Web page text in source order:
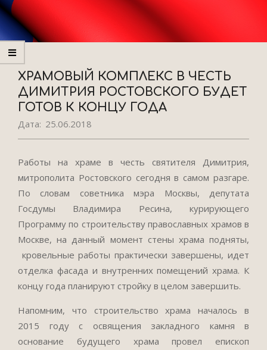
ХРАМОВЫЙ КОМПЛЕКС В ЧЕСТЬ
ДИМИТРИЯ РОСТОВСКОГО БУДЕТ
ГОТОВ К КОНЦУ ГОДА
Дата: 25.06.2018
Работы на храме в честь святителя Димитрия,
митрополита Ростовского сегодня в самом разгаре.
По словам советника мэра Москвы, депутата
Госдумы Владимира Ресина, курирующего
Программу по строительству православных храмов в
Москве, на данный момент стены храма подняты,
кровельные работы практически завершены, идет
отделка фасада и внутренних помещений храма. К
концу года планируют стройку в целом завершить.
Напомним, что строительство храма началось в
2015 году с освящения закладного камня в
основание будущего храма провел епископ